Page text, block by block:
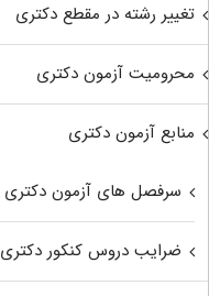
تغییر رشته در مقطع دکتری
محرومیت آزمون دکتری
منابع آزمون دکتری
سرفصل های آزمون دکتری
ضرایب دروس کنکور دکتری